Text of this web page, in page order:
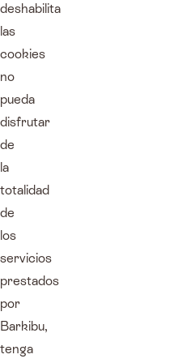
deshabilita
las
cookies
no
pueda
disfrutar
de
la
totalidad
de
los
servicios
prestados
por
Barkibu,
tenga